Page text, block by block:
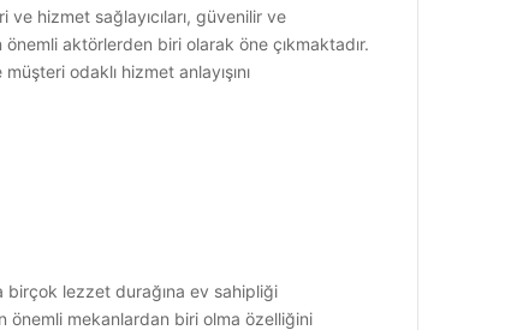
hizmet sağlayıcıları, güvenilir ve
aktörlerden biri olarak öne çıkmaktadır.
odaklı hizmet anlayışını
birçok lezzet durağına ev sahipliği
önemli mekanlardan biri olma özelliğini